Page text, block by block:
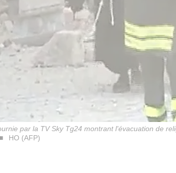
par la TV Sky Tg24 montrant l'évacuation de
HO (AFP)